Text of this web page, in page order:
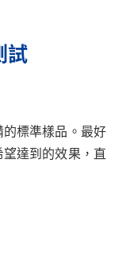
試
標準樣品。最好
達到的效果，直